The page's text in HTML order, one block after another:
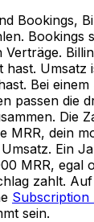
Bookings,
Bookings
hast. Umsatz
Bei
passen die
Die
MRR, dein
Ein
MRR, egal
zahlt.
Subscription
sein.